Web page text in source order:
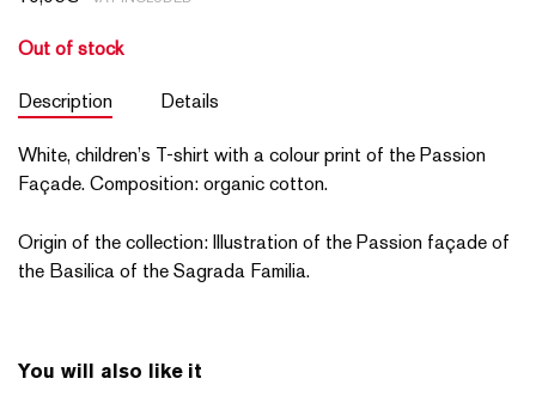
Out of stock
Description Details
White, children’s T-shirt with a colour print of the Passion
Façade. Composition: organic cotton.
Origin of the collection: Illustration of the Passion façade of
the Basilica of the Sagrada Familia.
You will also like it